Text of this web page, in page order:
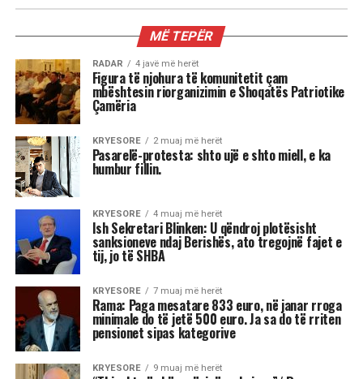
3 shenjat më xheloze të horoskopit
Astrologjia tregon se disa shenja të zodiakut
janë më të prirura të përjetojnë xhelozi, për
shkak të pasigurisë, krenarisë ose nevojës së
fortë për njohje.
Kjo dinamikë shpesh sjell tensione dhe konflikte,
si në jetën personale, ashtu edhe në atë
profesionale.